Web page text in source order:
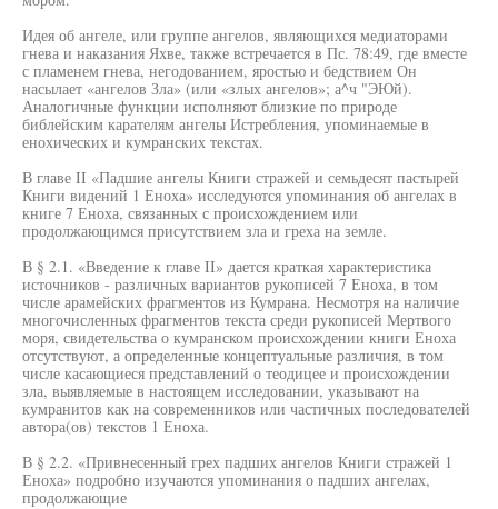
Идея об ангеле, или группе ангелов, являющихся медиаторами
гнева и наказания Яхве, также встречается в Пс. 78:49, где вместе
с пламенем гнева, негодованием, яростью и бедствием Он
насылает «ангелов Зла» (или «злых ангелов»; а^ч "ЭЮй).
Аналогичные функции исполняют близкие по природе
библейским карателям ангелы Истребления, упоминаемые в
енохических и кумранских текстах.
В главе II «Падшие ангелы Книги стражей и семьдесят пастырей
Книги видений 1 Еноха» исследуются упоминания об ангелах в
книге 7 Еноха, связанных с происхождением или
продолжающимся присутствием зла и греха на земле.
В § 2.1. «Введение к главе II» дается краткая характеристика
источников - различных вариантов рукописей 7 Еноха, в том
числе арамейских фрагментов из Кумрана. Несмотря на наличие
многочисленных фрагментов текста среди рукописей Мертвого
моря, свидетельства о кумранском происхождении книги Еноха
отсутствуют, а определенные концептуальные различия, в том
числе касающиеся представлений о теодицее и происхождении
зла, выявляемые в настоящем исследовании, указывают на
кумранитов как на современников или частичных последователей
автора(ов) текстов 1 Еноха.
В § 2.2. «Привнесенный грех падших ангелов Книги стражей 1
Еноха» подробно изучаются упоминания о падших ангелах,
продолжающие